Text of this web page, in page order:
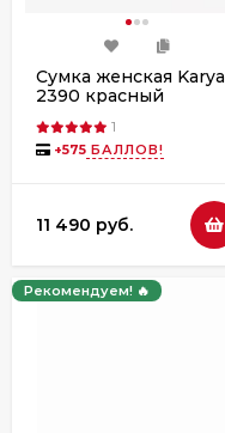
Сумка женская Karya
2390 красный
1
+575 БАЛЛОВ!
11 490 руб.
Рекомендуем! 🔥